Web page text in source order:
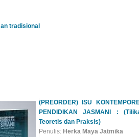
tradisional
(PREORDER) ISU
PENDIDIKAN JASMANI :
Teoretis dan Praksis)
Penulis: Herka Maya Jatmika